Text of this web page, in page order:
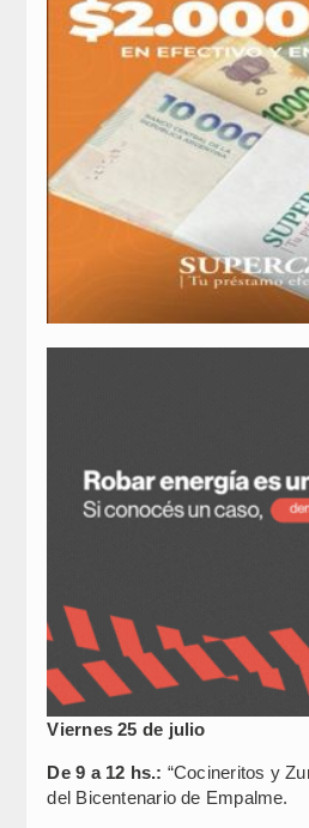
Viernes 25 de julio
De 9 a 12 hs.: “Cocineritos y
del Bicentenario de Empalme.